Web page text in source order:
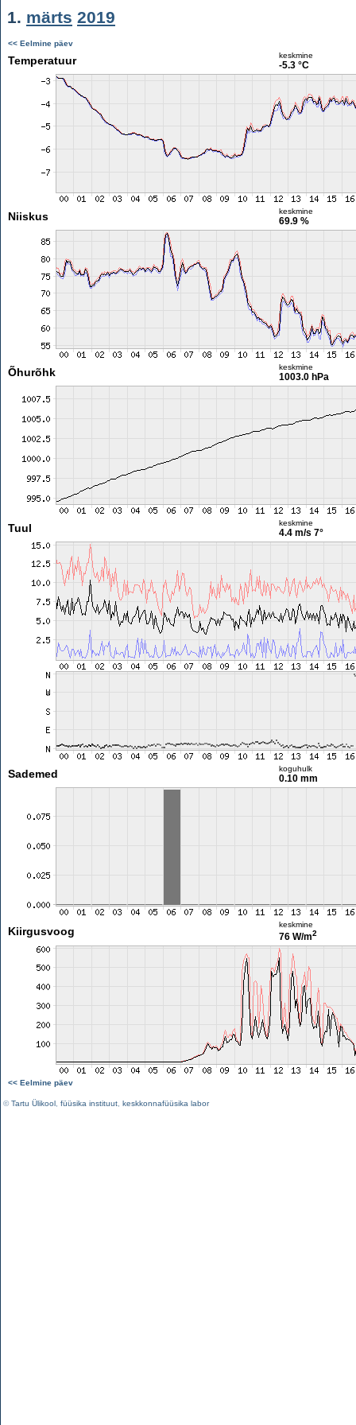
1. märts 2019
<< Eelmine päev
Temperatuur keskmine
-5.3 °C
Niiskus keskmine
69.9 %
Õhurõhk keskmine
1003.0 hPa
Tuul keskmine
4.4 m/s 7°
Sademed koguhulk
0.10 mm
Kiirgusvoog
keskmine
76 W/m2
<< Eelmine päev
©Tartu Ülikool füüsika instituut keskkonnafüüsika labor